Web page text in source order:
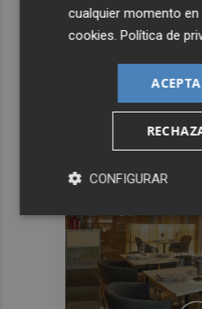
cualquier momento en
cookies .Política de
CONFIGURAR